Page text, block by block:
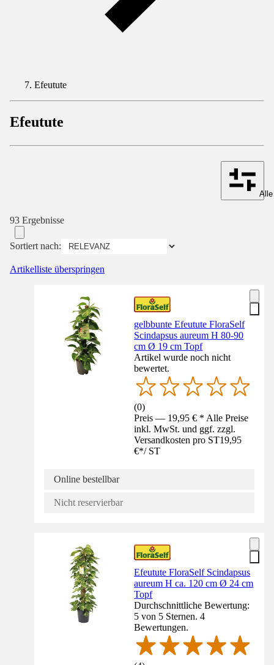
Efeutute
Efeutute
93 Ergebnisse
Sortiert nach:
Artikelliste überspringen
gelbbunte Efeutute FloraSelf
Scindapsus aureum H 80-90
cm Ø 19 cm Topf
Artikel wurde noch nicht
bewertet.
(0)
Preis — 19,95 € * Alle Preise
inkl. MwSt. und ggf. zzgl.
Versandkosten pro ST19,95
€*/ ST
Online bestellbar
Nicht reservierbar
Efeutute FloraSelf Scindapsus
aureum H ca. 120 cm Ø 24 cm
Topf
Durchschnittliche Bewertung:
5 von 5 Sternen. 4
Bewertungen.